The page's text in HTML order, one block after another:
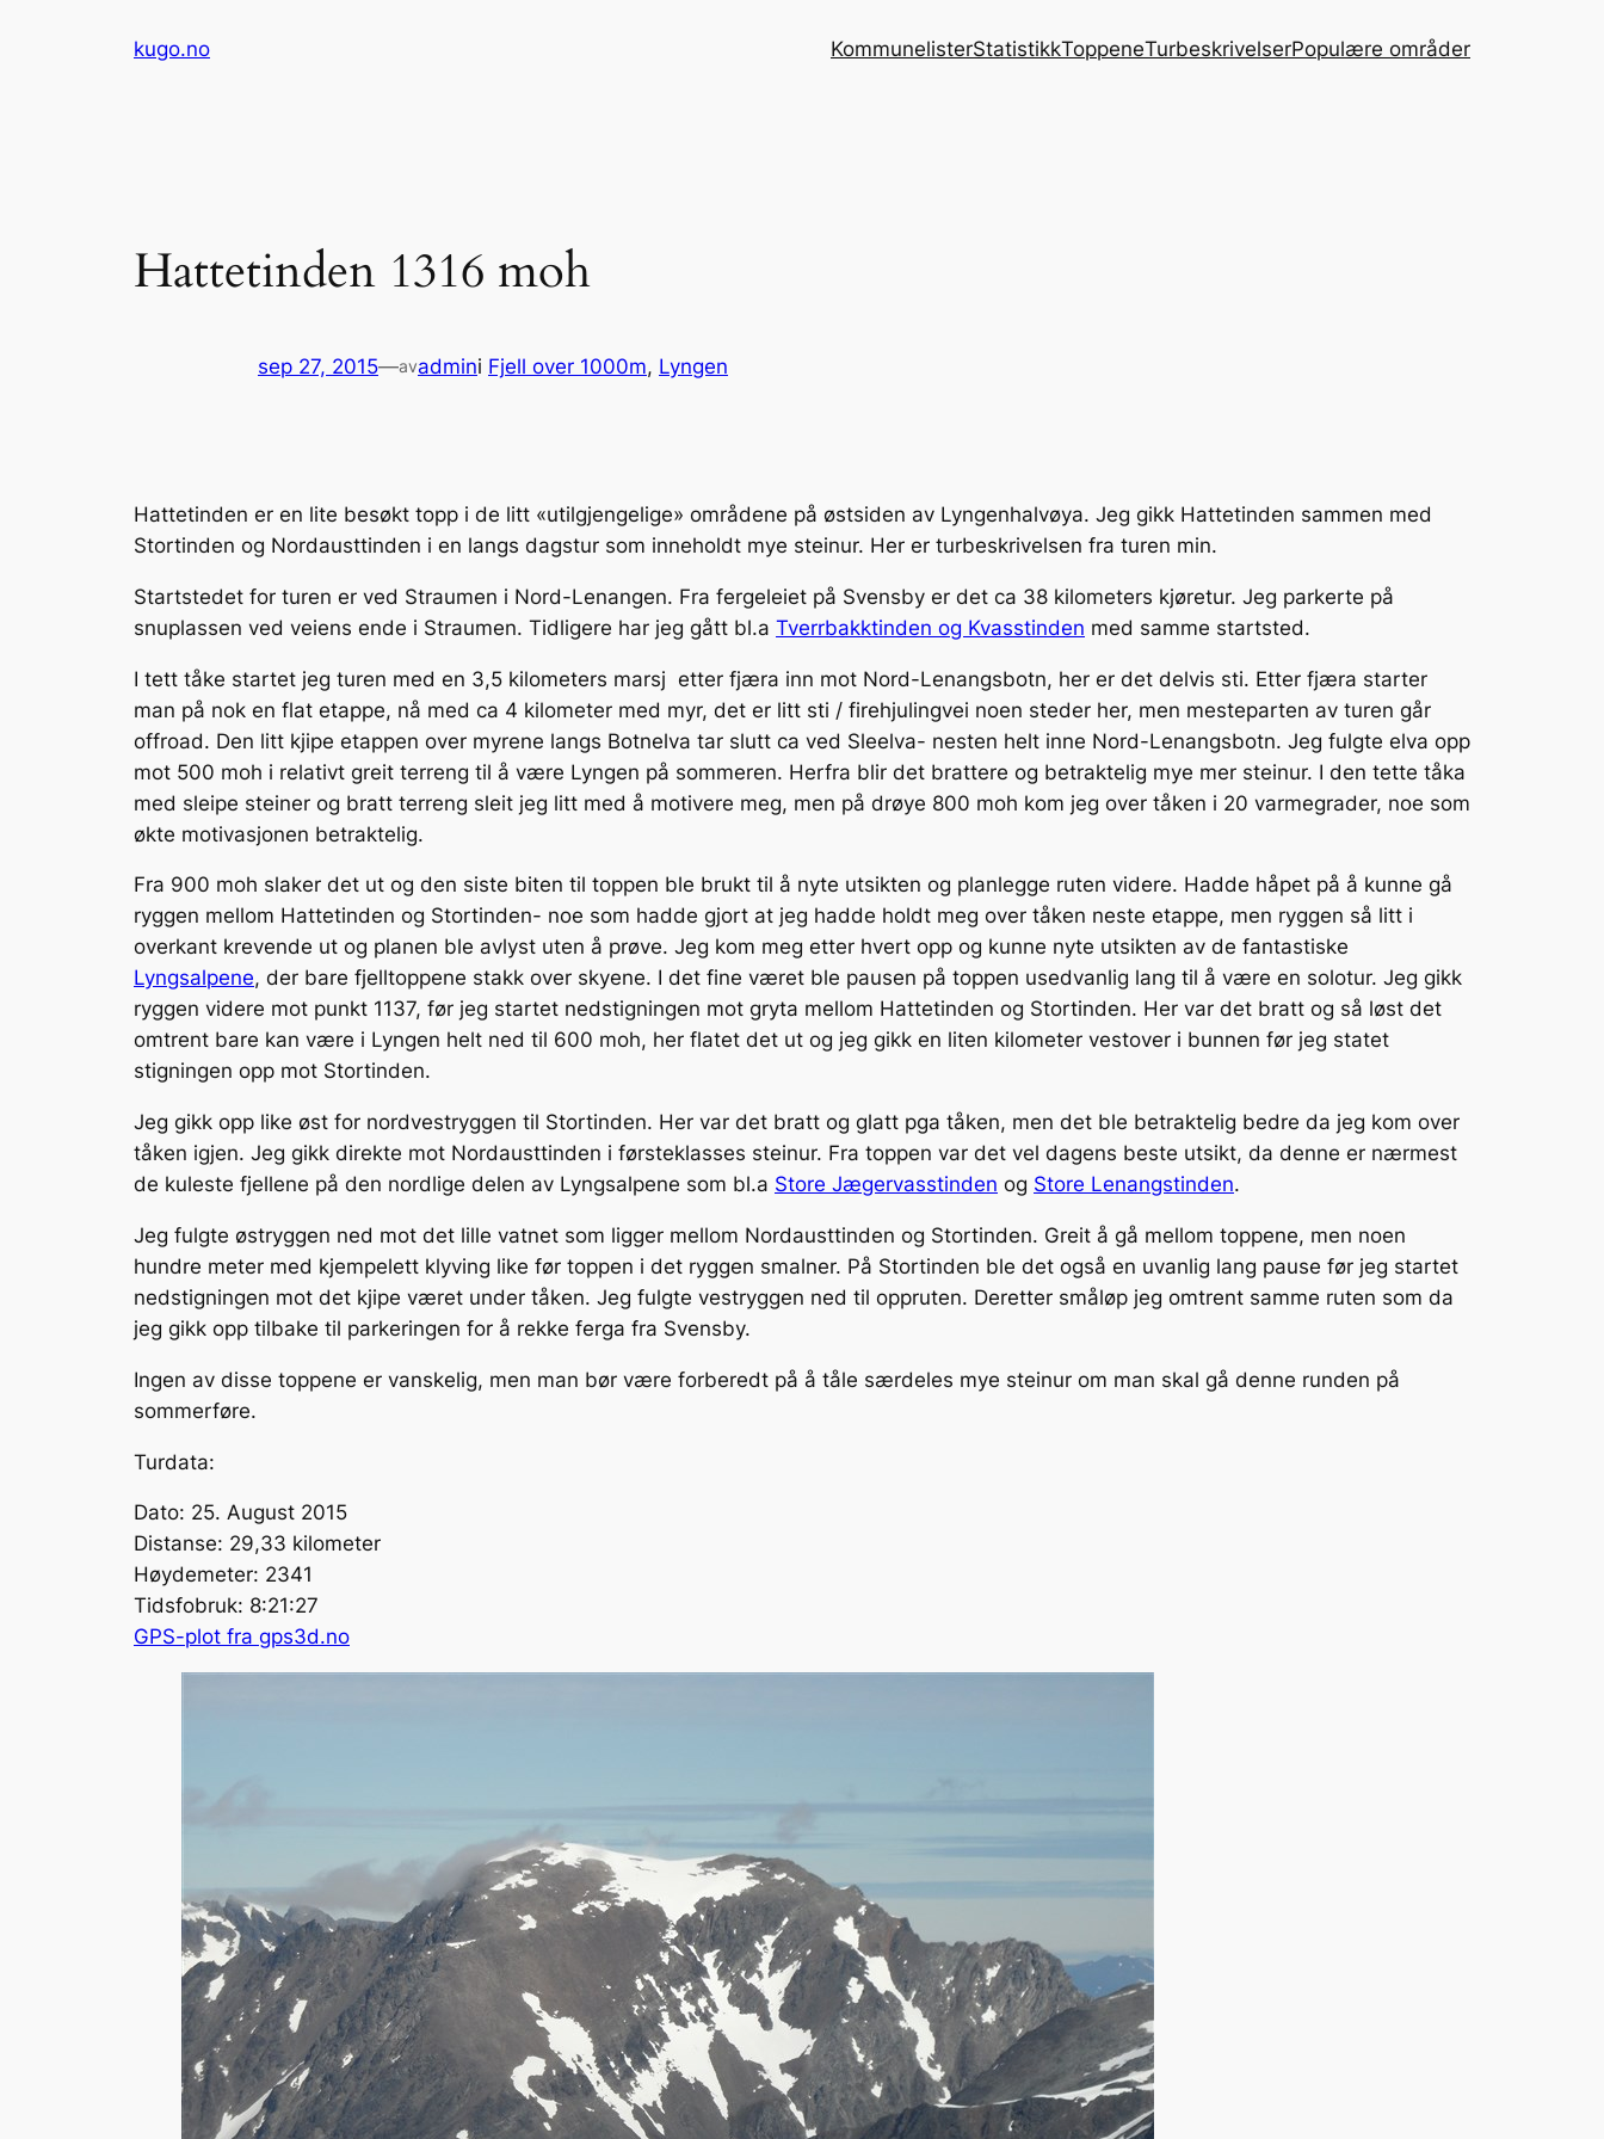
kugo.no KommunelisterStatistikkToppeneTurbeskrivelserPopulære områder
Hattetinden 1316 moh
sep 27, 2015—avadmini Fjell over 1000m, Lyngen
Hattetinden er en lite besøkt topp i de litt «utilgjengelige» områdene på østsiden av Lyngenhalvøya. Jeg gikk Hattetinden sammen med
Stortinden og Nordausttinden i en langs dagstur som inneholdt mye steinur. Her er turbeskrivelsen fra turen min.
Startstedet for turen er ved Straumen i Nord-Lenangen. Fra fergeleiet på Svensby er det ca 38 kilometers kjøretur. Jeg parkerte på
snuplassen ved veiens ende i Straumen. Tidligere har jeg gått bl.a Tverrbakktinden og Kvasstinden med samme startsted.
I tett tåke startet jeg turen med en 3,5 kilometers marsj etter fjæra inn mot Nord-Lenangsbotn, her er det delvis sti. Etter fjæra starter
man på nok en flat etappe, nå med ca 4 kilometer med myr, det er litt sti / firehjulingvei noen steder her, men mesteparten av turen går
offroad. Den litt kjipe etappen over myrene langs Botnelva tar slutt ca ved Sleelva- nesten helt inne Nord-Lenangsbotn. Jeg fulgte elva opp
mot 500 moh i relativt greit terreng til å være Lyngen på sommeren. Herfra blir det brattere og betraktelig mye mer steinur. I den tette tåka
med sleipe steiner og bratt terreng sleit jeg litt med å motivere meg, men på drøye 800 moh kom jeg over tåken i 20 varmegrader, noe som
økte motivasjonen betraktelig.
Fra 900 moh slaker det ut og den siste biten til toppen ble brukt til å nyte utsikten og planlegge ruten videre. Hadde håpet på å kunne gå
ryggen mellom Hattetinden og Stortinden- noe som hadde gjort at jeg hadde holdt meg over tåken neste etappe, men ryggen så litt i
overkant krevende ut og planen ble avlyst uten å prøve. Jeg kom meg etter hvert opp og kunne nyte utsikten av de fantastiske
Lyngsalpene, der bare fjelltoppene stakk over skyene. I det fine været ble pausen på toppen usedvanlig lang til å være en solotur. Jeg gikk
ryggen videre mot punkt 1137, før jeg startet nedstigningen mot gryta mellom Hattetinden og Stortinden. Her var det bratt og så løst det
omtrent bare kan være i Lyngen helt ned til 600 moh, her flatet det ut og jeg gikk en liten kilometer vestover i bunnen før jeg statet
stigningen opp mot Stortinden.
Jeg gikk opp like øst for nordvestryggen til Stortinden. Her var det bratt og glatt pga tåken, men det ble betraktelig bedre da jeg kom over
tåken igjen. Jeg gikk direkte mot Nordausttinden i førsteklasses steinur. Fra toppen var det vel dagens beste utsikt, da denne er nærmest
de kuleste fjellene på den nordlige delen av Lyngsalpene som bl.a Store Jægervasstinden og Store Lenangstinden.
Jeg fulgte østryggen ned mot det lille vatnet som ligger mellom Nordausttinden og Stortinden. Greit å gå mellom toppene, men noen
hundre meter med kjempelett klyving like før toppen i det ryggen smalner. På Stortinden ble det også en uvanlig lang pause før jeg startet
nedstigningen mot det kjipe været under tåken. Jeg fulgte vestryggen ned til oppruten. Deretter småløp jeg omtrent samme ruten som da
jeg gikk opp tilbake til parkeringen for å rekke ferga fra Svensby.
Ingen av disse toppene er vanskelig, men man bør være forberedt på å tåle særdeles mye steinur om man skal gå denne runden på
sommerføre.
Turdata:
Dato: 25. August 2015
Distanse: 29,33 kilometer
Høydemeter: 2341
Tidsfobruk: 8:21:27
GPS-plot fra gps3d.no